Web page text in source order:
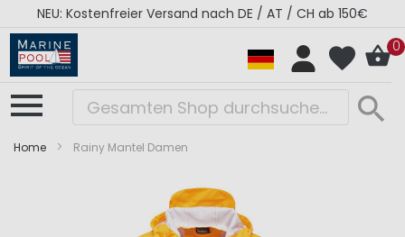
NEU: Kostenfreier Versand nach DE / AT / CH ab 150€
0
Home Rainy Mantel Damen